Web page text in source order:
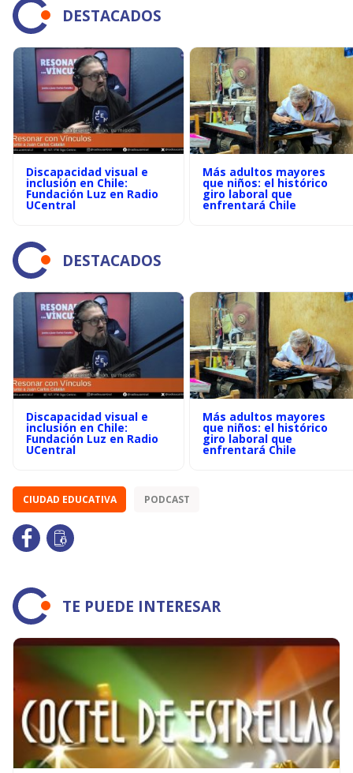
DESTACADOS
Discapacidad visual e
inclusión en Chile:
Fundación Luz en Radio
UCentral
Más adultos mayores
que niños: el histórico
giro laboral que
enfrentará Chile
DESTACADOS
Discapacidad visual e
inclusión en Chile:
Fundación Luz en Radio
UCentral
Más adultos mayores
que niños: el histórico
giro laboral que
enfrentará Chile
CIUDAD EDUCATIVA PODCAST
TE PUEDE INTERESAR